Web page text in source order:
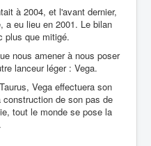
à 2004, et l'avant dernier,
a eu lieu en 2001. Le bilan
plus que mitigé.
nous amener à nous poser
lanceur léger : Vega.
Vega effectuera son
de son pas de
tout le monde se pose la